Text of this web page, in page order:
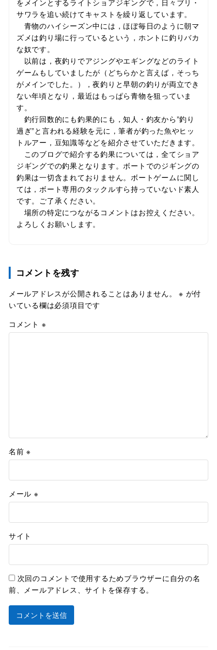
サワラを追い続けてキャストを繰り返しています。
青物のハイシーズン中には，ほぼ毎日のように朝マ
ズメは釣り場に行っているという，ホントに釣りバカ
な奴です。
以前は，夜釣りでアジングやエギングなどのライト
ゲームもしていましたが（どちらかと言えば，そっち
がメインでした。），夜釣りと早朝の釣りが両立でき
ない年頃となり，最近はもっぱら青物を狙っていま
す。
釣行回数的にも釣果的にも，知人・釣友から”釣り
過ぎ”と言われる経験を元に，筆者が釣った魚やヒッ
トルアー，豆知識等などを紹介させていただきます。
このブログで紹介する釣果については，全てショア
ジギングでの釣果となります。ボートでのジギングの
釣果は一切含まれておりません。ボートゲームに関し
ては，ボート専用のタックルすら持っていないド素人
です。ご了承ください。
場所の特定につながるコメントはお控えください。
よろしくお願いします。
コメントを残す
メールアドレスが公開されることはありません。 ※ が付
いている欄は必須項目です
コメント ※
名前※
メール ※
サイト
次回のコメントで使用するためブラウザーに自分の名
前、メールアドレス、サイトを保存する。